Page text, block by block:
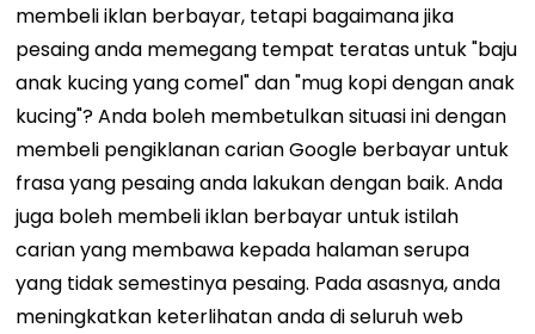
membeli iklan berbayar, tetapi bagaimana jika
pesaing anda memegang tempat teratas untuk "baju
anak kucing yang comel" dan "mug kopi dengan anak
kucing"? Anda boleh membetulkan situasi ini dengan
membeli pengiklanan carian Google berbayar untuk
frasa yang pesaing anda lakukan dengan baik. Anda
juga boleh membeli iklan berbayar untuk istilah
carian yang membawa kepada halaman serupa
yang tidak semestinya pesaing. Pada asasnya, anda
meningkatkan keterlihatan anda di seluruh web